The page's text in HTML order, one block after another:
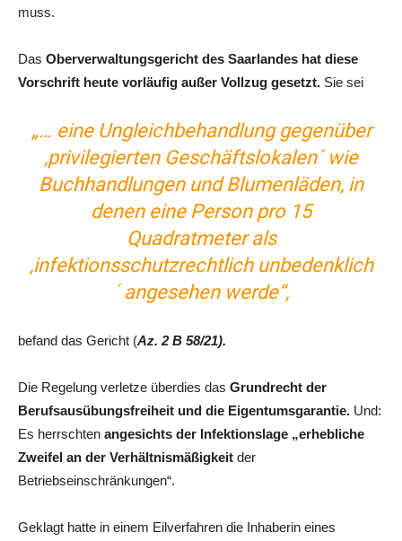
muss.
Das Oberverwaltungsgericht des Saarlandes hat diese
Vorschrift heute vorläufig außer Vollzug gesetzt. Sie sei
„… eine Ungleichbehandlung gegenüber
,privilegierten Geschäftslokalen´ wie
Buchhandlungen und Blumenläden, in
denen eine Person pro 15
Quadratmeter als
,infektionsschutzrechtlich unbedenklich
´ angesehen werde“,
befand das Gericht (Az. 2 B 58/21).
Die Regelung verletze überdies das Grundrecht der
Berufsausübungsfreiheit und die Eigentumsgarantie. Und:
Es herrschten angesichts der Infektionslage „erhebliche
Zweifel an der Verhältnismäßigkeit der
Betriebseinschränkungen“.
Geklagt hatte in einem Eilverfahren die Inhaberin eines